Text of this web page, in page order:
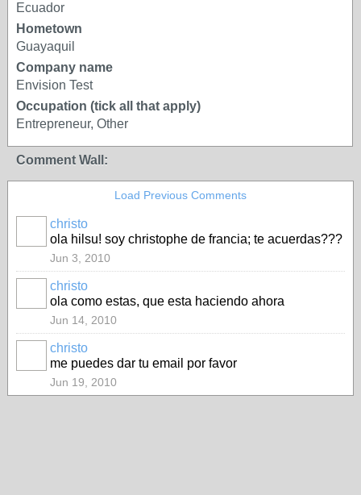
Ecuador
Hometown
Guayaquil
Company name
Envision Test
Occupation (tick all that apply)
Entrepreneur, Other
Comment Wall:
Load Previous Comments
christo
ola hilsu! soy christophe de francia; te acuerdas???
Jun 3, 2010
christo
ola como estas, que esta haciendo ahora
Jun 14, 2010
christo
me puedes dar tu email por favor
Jun 19, 2010